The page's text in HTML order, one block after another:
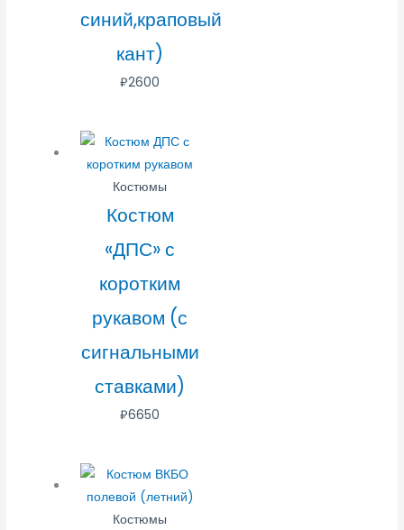
синий,краповый
кант)
₽2600
Костюмы
Костюм
«ДПС» с
коротким
рукавом (с
сигнальными
ставками)
₽6650
Костюмы